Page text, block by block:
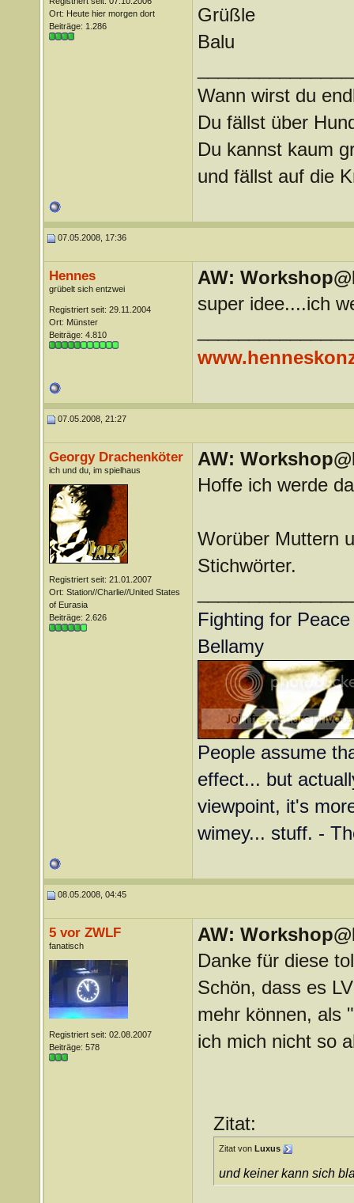
Ort: Heute hier morgen dort
Beiträge: 1.286
Grüßle
Balu
Wann wirst du
Du fällst über
Du kannst kaum
und fällst auf die
07.05.2008, 17:36
Hennes
grübelt sich entzwei
Registriert seit: 29.11.2004
Ort: Münster
Beiträge: 4.810
AW:
super idee....ich
07.05.2008, 21:27
Georgy Drachenköter
ich und du, im spielhaus
Registriert seit: 21.01.2007
Ort: Station//Charlie//United States
of Eurasia
Beiträge: 2.626
AW:
Hoffe ich werde
Worüber Muttern
Stichwörter.
Fighting for
Bellamy
People assume
effect... but
viewpoint, it's
wimey... stuff. -
08.05.2008, 04:45
5 vor ZWLF
fanatisch
Registriert seit: 02.08.2007
Beiträge: 578
AW:
Danke für diese
Schön, dass es
mehr können, als
ich mich nicht so
Zitat:
Zitat von Luxus
und keiner kann sich